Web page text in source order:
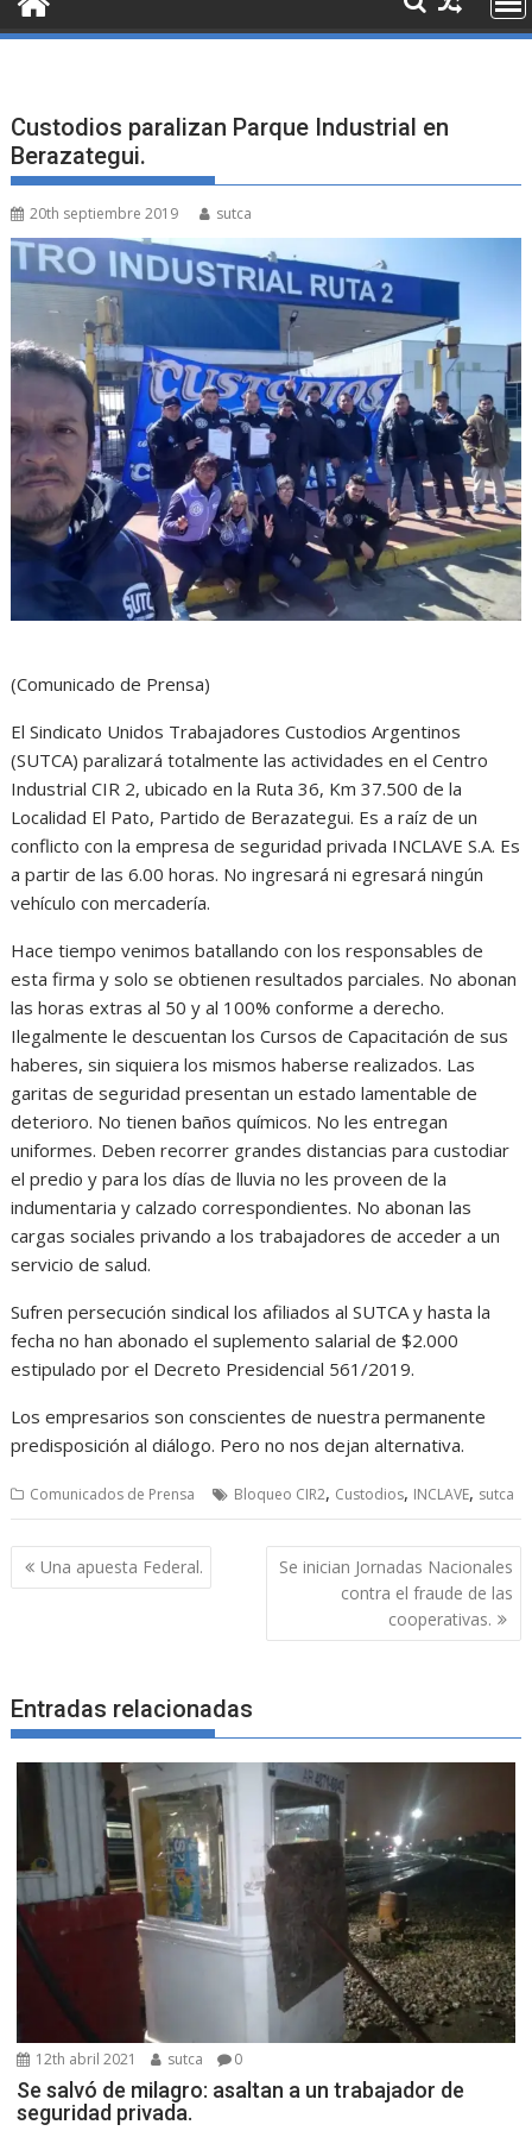
Custodios paralizan Parque Industrial en
Berazategui.
20th septiembre 2019 sutca
(Comunicado de Prensa)
El Sindicato Unidos Trabajadores Custodios Argentinos
(SUTCA) paralizará totalmente las actividades en el Centro
Industrial CIR 2, ubicado en la Ruta 36, Km 37.500 de la
Localidad El Pato, Partido de Berazategui. Es a raíz de un
conflicto con la empresa de seguridad privada INCLAVE S.A. Es
a partir de las 6.00 horas. No ingresará ni egresará ningún
vehículo con mercadería.
Hace tiempo venimos batallando con los responsables de
esta firma y solo se obtienen resultados parciales. No abonan
las horas extras al 50 y al 100% conforme a derecho.
Ilegalmente le descuentan los Cursos de Capacitación de sus
haberes, sin siquiera los mismos haberse realizados. Las
garitas de seguridad presentan un estado lamentable de
deterioro. No tienen baños químicos. No les entregan
uniformes. Deben recorrer grandes distancias para custodiar
el predio y para los días de lluvia no les proveen de la
indumentaria y calzado correspondientes. No abonan las
cargas sociales privando a los trabajadores de acceder a un
servicio de salud.
Sufren persecución sindical los afiliados al SUTCA y hasta la
fecha no han abonado el suplemento salarial de $2.000
estipulado por el Decreto Presidencial 561/2019.
Los empresarios son conscientes de nuestra permanente
predisposición al diálogo. Pero no nos dejan alternativa.
Comunicados de Prensa Bloqueo CIR2, Custodios, INCLAVE, sutca
Navegación
de
Una apuesta Federal.
Se inician Jornadas Nacionales
contra el fraude de las
cooperativas.
Entradas relacionadas
12th abril 2021 sutca 0
Se salvó de milagro: asaltan a un trabajador de
seguridad privada.